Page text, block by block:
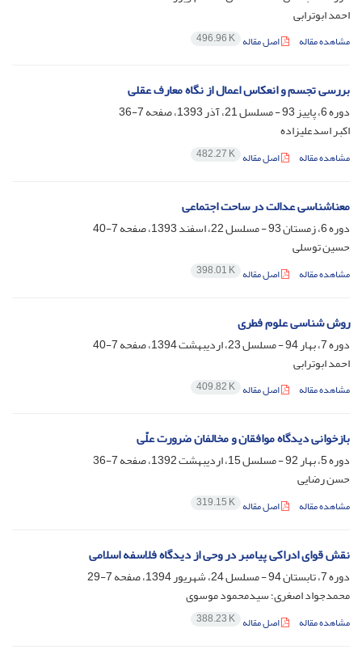
احمد ابوترابی
مشاهده مقاله اصل مقاله 496.96 K
بررسی تجسم و انعکاس اعمال از نگاه معارف عقلی
دوره 6، پاییز 93 - مسلسل 21، آذر 1393، صفحه
7-36
اکبر اسدعلیزاده
مشاهده مقاله اصل مقاله 482.27 K
معناشناسی عدالت در ساحت اجتماعی
دوره 6، زمستان 93 - مسلسل 22، اسفند 1393، صفحه
7-40
حسین توسلی
مشاهده مقاله اصل مقاله 398.01 K
روش شناسی علوم فطری
دوره 7، بهار 94 - مسلسل 23، اردیبهشت 1394، صفحه
7-40
احمد ابوترابی
مشاهده مقاله اصل مقاله 409.82 K
بازخوانی دیدگاه موافقان و مخالفان ضرورت علّی
دوره 5، بهار 92 - مسلسل 15، اردیبهشت 1392، صفحه
7-36
حسن رضایی
مشاهده مقاله اصل مقاله 319.15 K
نقش قوای ادراکی پیامبر در وحی از دیدگاه فلاسفه اسلامی
دوره 7، تابستان 94 - مسلسل 24، شهریور 1394، صفحه
7-29
محمدجواد اصغری؛ سیدمحمود موسوی
مشاهده مقاله اصل مقاله 388.23 K